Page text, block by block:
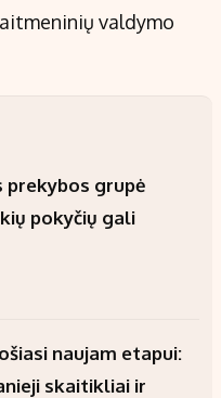
valdymo
prekybos grupė
pokyčių gali
naujam etapui:
skaitikliai ir